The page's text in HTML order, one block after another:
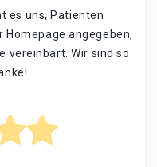
es uns, Patienten
angegeben,
vereinbart. Wir sind so